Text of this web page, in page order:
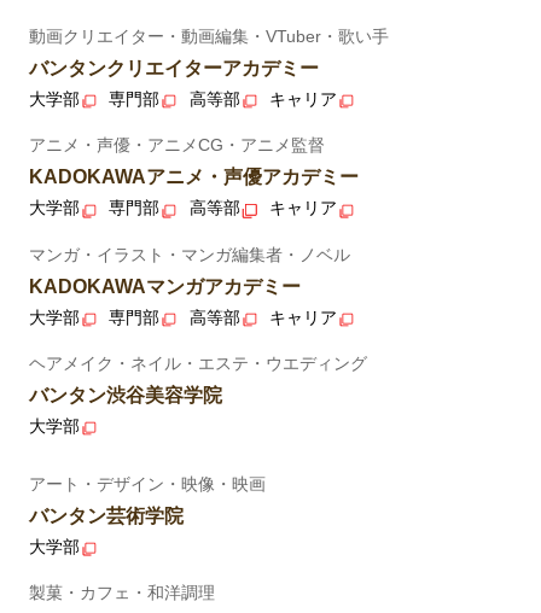
動画クリエイター・動画編集・VTuber・歌い手
バンタンクリエイターアカデミー
大学部 専門部 高等部 キャリア
アニメ・声優・アニメCG・アニメ監督
KADOKAWAアニメ・声優アカデミー
大学部 専門部 高等部 キャリア
マンガ・イラスト・マンガ編集者・ノベル
KADOKAWAマンガアカデミー
大学部 専門部 高等部 キャリア
ヘアメイク・ネイル・エステ・ウエディング
バンタン渋谷美容学院
大学部
アート・デザイン・映像・映画
バンタン芸術学院
大学部
製菓・カフェ・和洋調理